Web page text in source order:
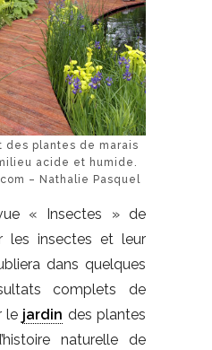
des plantes de marais
acide et humide.
– Nathalie Pasquel
« Insectes » de
les insectes et leur
dans quelques
complets de
le jardin des plantes
naturelle de